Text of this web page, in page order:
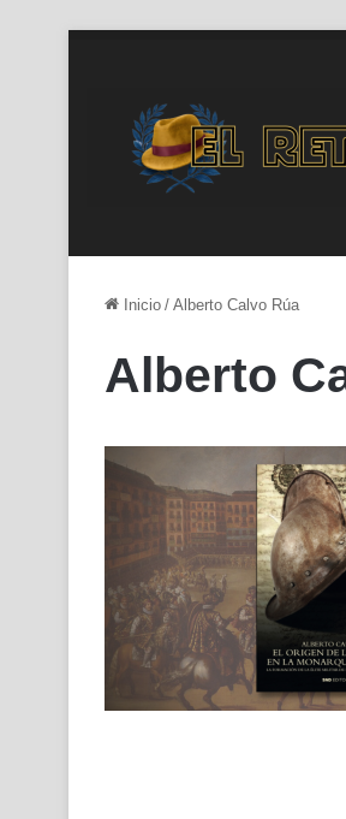
Inicio / Alberto Calvo Rúa
Alberto